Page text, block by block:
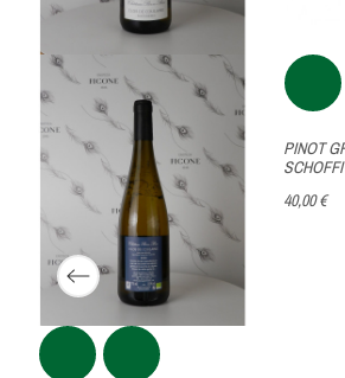
PINOT
40,00 €